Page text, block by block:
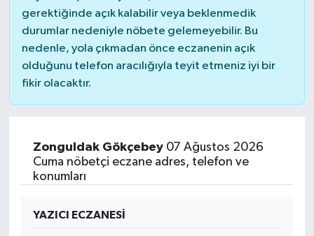
gerektiğinde açık kalabilir veya beklenmedik
durumlar nedeniyle nöbete gelemeyebilir. Bu
nedenle, yola çıkmadan önce eczanenin açık
olduğunu telefon aracılığıyla teyit etmeniz iyi bir
fikir olacaktır.
Zonguldak Gökçebey07 Ağustos 2026
Cuma nöbetçi eczane adres, telefon ve
konumları
YAZICI ECZANESİ